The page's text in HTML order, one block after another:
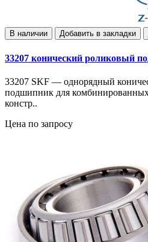
В наличии Добавить в закладки
33207 конический роликовый
33207 SKF — однорядный
подшипник для комбинированных
констр..
Цена по запросу